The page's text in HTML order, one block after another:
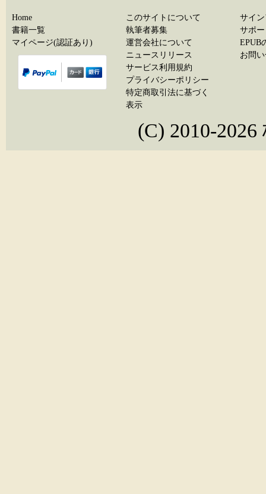
Home
書籍一覧
マイページ(認証あり)
このサイトについて
執筆者募集
運営会社について
ニュースリリース
サービス利用規約
プライバシーポリシー
特定商取引法に基づく
表示
サイ
サポ
EPUB
お問
(C) 2010-